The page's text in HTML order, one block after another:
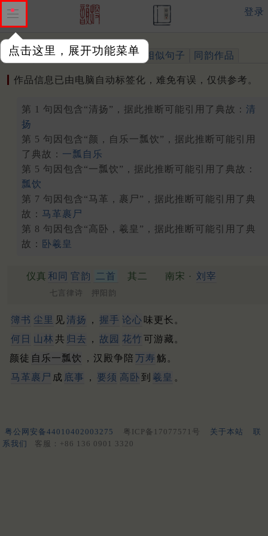
点击这里，展开功能菜单
登录
作品 标注四声 出处、引用 相似句子 同韵作品
作品信息已由电脑自动标签化，难免有误，仅供参考。
第 1 句因包含“清扬”，据此推断可能引用了典故： 清
扬
第 5 句因包含“颜，自乐一瓢饮”，据此推断可能引用
了典故： 一瓢自乐
第 5 句因包含“一瓢饮”，据此推断可能引用了典故：
瓢饮
第 7 句因包含“马革，裹尸”，据此推断可能引用了典
故： 马革裹尸
第 8 句因包含“高卧，羲皇”，据此推断可能引用了典
故： 卧羲皇
仪真 和同 官韵 二首 其二 南宋 · 刘宰
七言律诗 押阳韵
簿书 尘里 见清扬 ， 握手 论心 味更长。
何日 山林 共 归去 ， 故园 花竹 可游藏。
颜徒 自乐一瓢饮 ，汉殿争陪 万寿 觞。
马革裹尸 成 底事 ， 要须 高卧到 羲皇 。
粤公网安备44010402003275 粤ICP备17077571号 关于本站
联
系我们
客服：+86 136 0901 3320